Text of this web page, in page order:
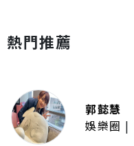
熱門推薦
郭懿慧
娛樂圈 |